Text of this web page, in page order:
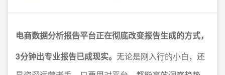
电商数据分析报告平台正在彻底改变报告生成的方式，
3分钟出专业报告已成现实。 无论是刚入行的小白，还